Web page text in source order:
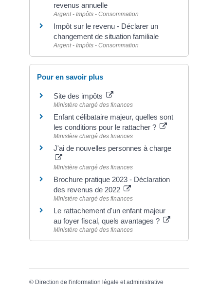
revenus annuelle
Argent - Impôts - Consommation
Impôt sur le revenu - Déclarer un
changement de situation familiale
Argent - Impôts - Consommation
Pour en savoir plus
Site des impôts
Ministère chargé des finances
Enfant célibataire majeur, quelles sont
les conditions pour le rattacher ?
Ministère chargé des finances
J'ai de nouvelles personnes à charge
Ministère chargé des finances
Brochure pratique 2023 - Déclaration
des revenus de 2022
Ministère chargé des finances
Le rattachement d'un enfant majeur
au foyer fiscal, quels avantages ?
Ministère chargé des finances
© Direction de l'information légale et administrative